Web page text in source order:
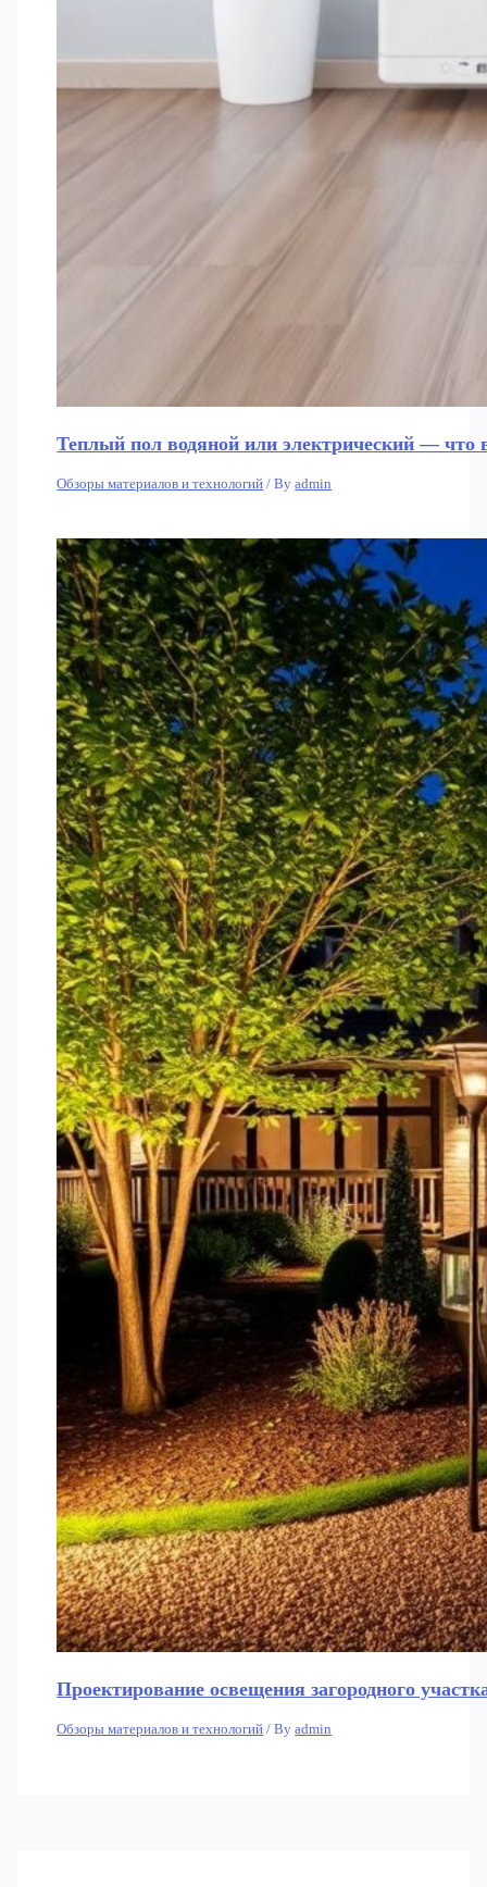
Теплый пол водяной или электрический — что
Обзоры материалов и технологий / Byadmin
Проектирование освещения загородного
Обзоры материалов и технологий / Byadmin